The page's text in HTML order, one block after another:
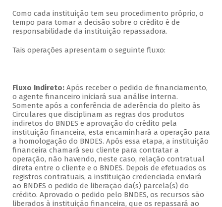
Como cada instituição tem seu procedimento próprio, o
tempo para tomar a decisão sobre o crédito é de
responsabilidade da instituição repassadora.
Tais operações apresentam o seguinte fluxo:
Fluxo Indireto: Após receber o pedido de financiamento,
o agente financeiro iniciará sua análise interna.
Somente após a conferência de aderência do pleito às
Circulares que disciplinam as regras dos produtos
indiretos do BNDES e aprovação do crédito pela
instituição financeira, esta encaminhará a operação para
a homologação do BNDES. Após essa etapa, a instituição
financeira chamará seu cliente para contratar a
operação, não havendo, neste caso, relação contratual
direta entre o cliente e o BNDES. Depois de efetuados os
registros contratuais, a instituição credenciada enviará
ao BNDES o pedido de liberação da(s) parcela(s) do
crédito. Aprovado o pedido pelo BNDES, os recursos são
liberados à instituição financeira, que os repassará ao